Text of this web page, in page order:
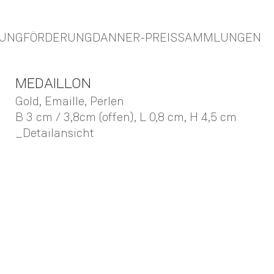
FÖRDERUNGDANNER-PREISSAMMLUNGEN
MEDAILLON
Gold, Emaille, Perlen
B 3 cm / 3,8cm (offen), L 0,8 cm, H 4,5 cm
Detailansicht